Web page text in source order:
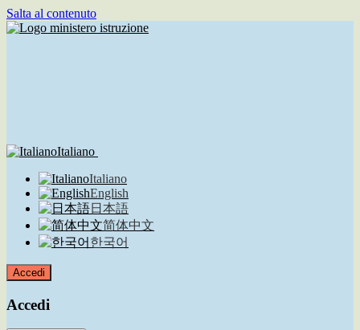
Salta al contenuto
Italiano
Italiano
English
日本語
简体中文
한국어
Accedi
Accedi